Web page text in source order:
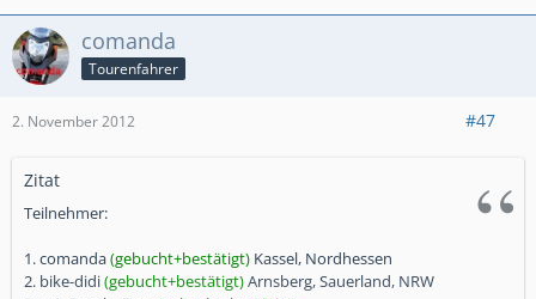
comanda
Tourenfahrer
2. November 2012 #47
Zitat
Teilnehmer:
1. comanda(gebucht+bestätigt) Kassel, Nordhessen
2. bike-didi(gebucht+bestätigt)Arnsberg, Sauerland, NRW